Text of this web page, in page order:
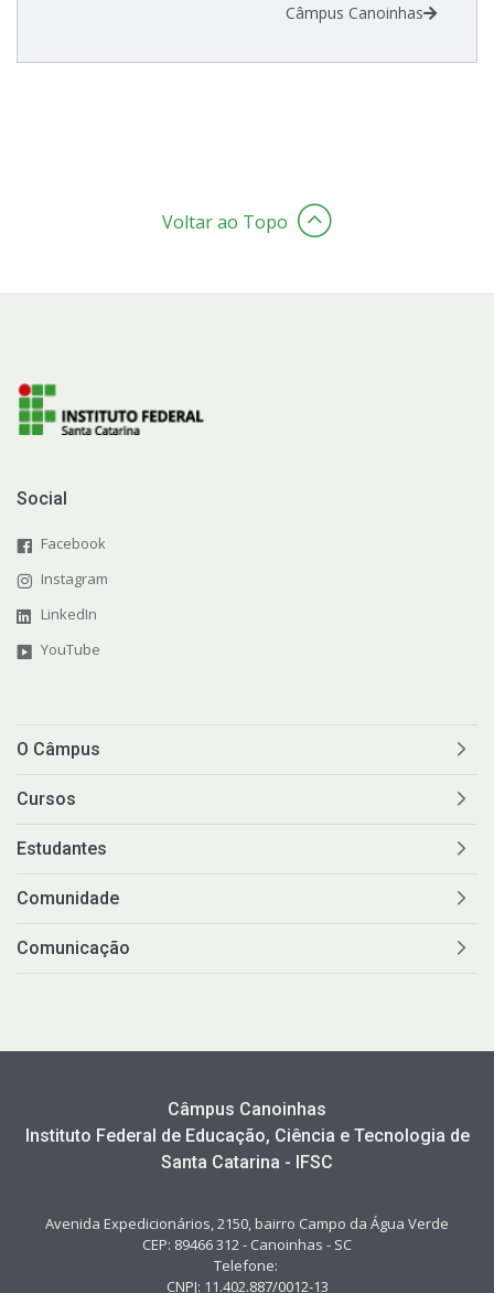
Câmpus Canoinhas
Voltar ao Topo
Social
Facebook
Instagram
LinkedIn
YouTube
O Câmpus
Cursos
Estudantes
Comunidade
Comunicação
Câmpus Canoinhas
Instituto Federal de Educação, Ciência e Tecnologia de
Santa Catarina - IFSC
Avenida Expedicionários, 2150, bairro Campo da Água Verde
CEP: 89466 312 - Canoinhas - SC
Telefone:
CNPJ: 11.402.887/0012-13